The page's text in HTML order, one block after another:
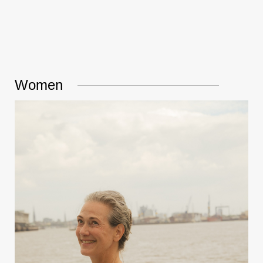
Women